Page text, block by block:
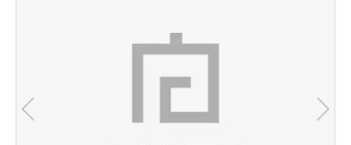
お気に入り機能の活用方法